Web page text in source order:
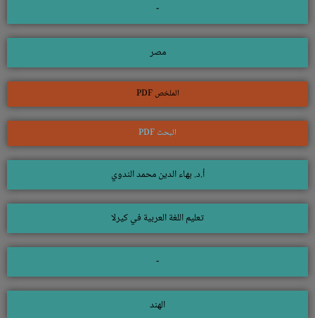
-
مصر
الملخص PDF
البحث PDF
أ.د. بهاء الدين محمد الندوي
تعليم اللغة العربية في كيرلا
-
الهند